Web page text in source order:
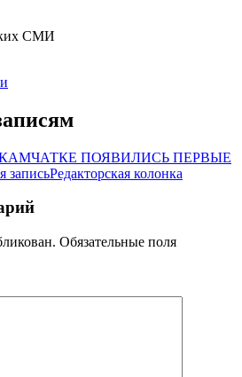
СМИ
ПОЯВИЛИСЬ ПЕРВЫЕ
записьРедакторская колонка
Обязательные поля